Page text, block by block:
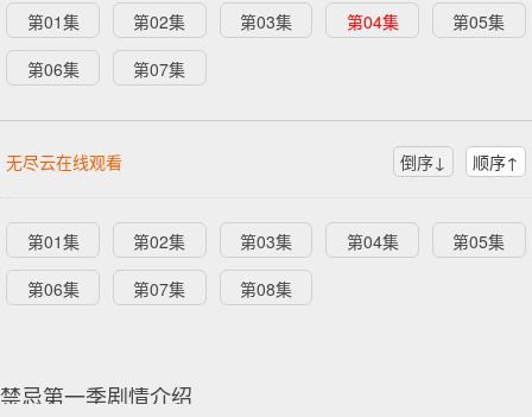
第01集 第02集 第03集 第04集
第05集
第06集
第07集
无尽云在线观看 倒序↓ 顺序↑
第01集 第02集 第03集 第04集
第05集
第06集
第07集 第08集
禁忌第一季剧情介绍